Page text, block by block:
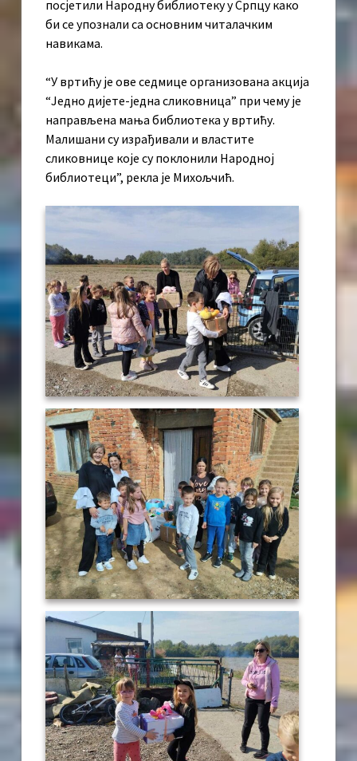
посјетили Народну библиотеку у Српцу како
би се упознали са основним читалачким
навикама.
“У вртићу је ове седмице организована акција
“Једно дијете-једна сликовница” при чему је
направљена мања библиотека у вртићу.
Малишани су израђивали и властите
сликовнице које су поклонили Народној
библиотеци”, рекла је Михољчић.